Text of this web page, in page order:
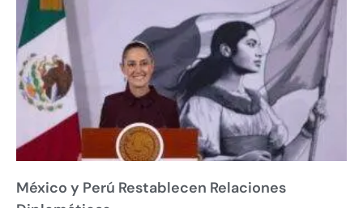
México y Perú Restablecen Relaciones